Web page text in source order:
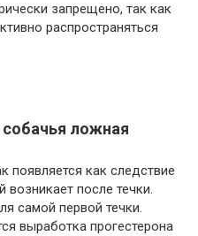
запрещено, так как
распространяться
собачья ложная
появляется как следствие
после течки.
самой первой течки.
выработка прогестерона